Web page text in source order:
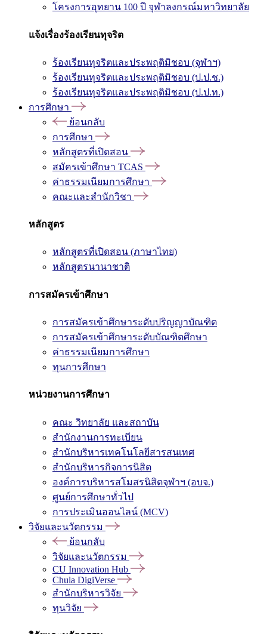
โครงการอุทยาน 100 ปี จุฬาลงกรณ์มหาวิทยาลัย
แจ้งเรื่องร้องเรียนทุจริต
ร้องเรียนทุจริตและประพฤติมิชอบ (จุฬาฯ)
ร้องเรียนทุจริตและประพฤติมิชอบ (ป.ป.ช.)
ร้องเรียนทุจริตและประพฤติมิชอบ (ป.ป.ท.)
การศึกษา
ย้อนกลับ
การศึกษา
หลักสูตรที่เปิดสอน
สมัครเข้าศึกษา TCAS
ค่าธรรมเนียมการศึกษา
คณะและสำนักวิชา
หลักสูตร
หลักสูตรที่เปิดสอน (ภาษาไทย)
หลักสูตรนานาชาติ
การสมัครเข้าศึกษา
การสมัครเข้าศึกษาระดับปริญญาบัณฑิต
การสมัครเข้าศึกษาระดับบัณฑิตศึกษา
ค่าธรรมเนียมการศึกษา
ทุนการศึกษา
หน่วยงานการศึกษา
คณะ วิทยาลัย และสถาบัน
สำนักงานการทะเบียน
สำนักบริหารเทคโนโลยีสารสนเทศ
สำนักบริหารกิจการนิสิต
องค์การบริหารสโมสรนิสิตจุฬาฯ (อบจ.)
ศูนย์การศึกษาทั่วไป
การประเมินออนไลน์ (MCV)
วิจัยและนวัตกรรม
ย้อนกลับ
วิจัยและนวัตกรรม
CU Innovation Hub
Chula DigiVerse
สำนักบริหารวิจัย
ทุนวิจัย